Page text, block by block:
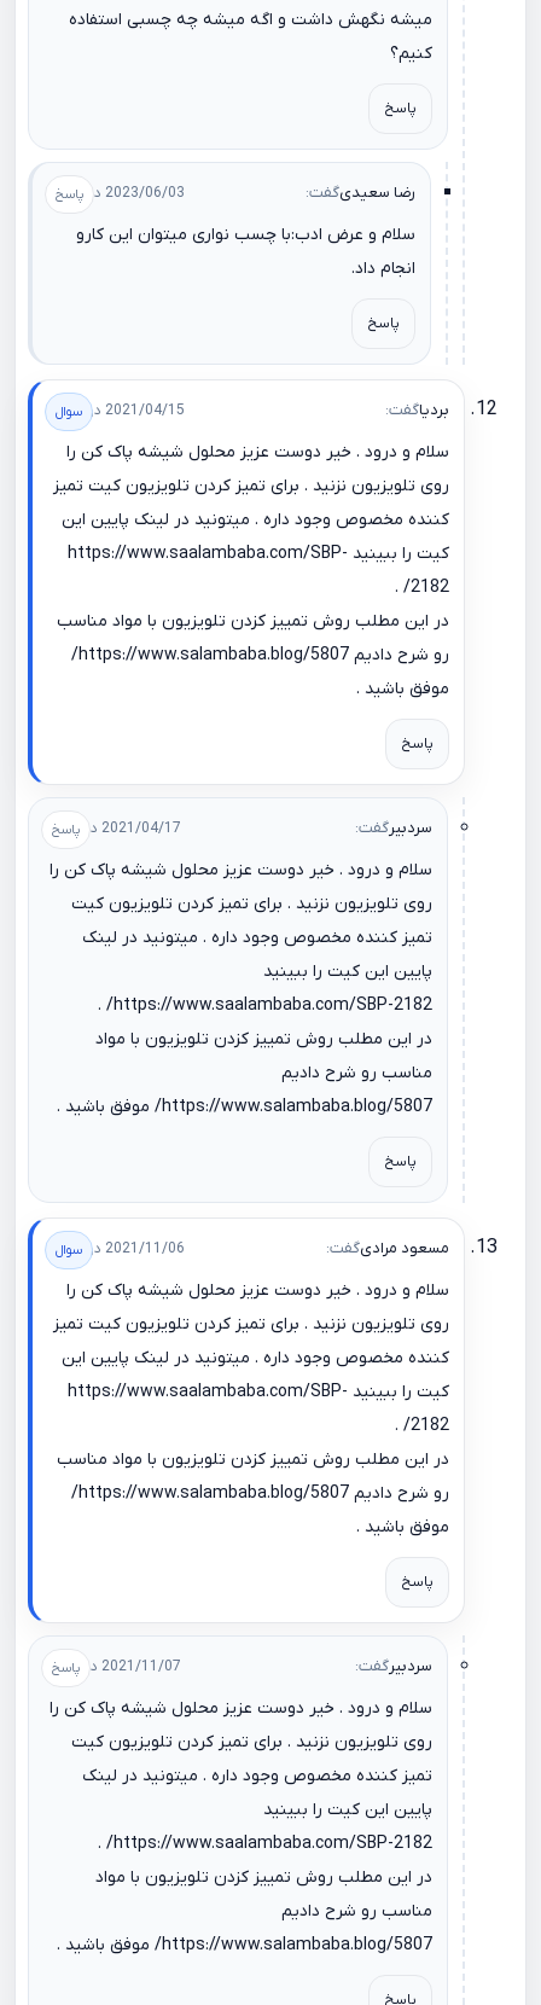
میشه نگهش داشت و اگه میشه چه چسبی استفاده
کنیم؟
پاسخ
رضا سعیدیگفت: 2023/06/03 در 22:18
سلام و عرض ادب:با چسب نواری میتوان این کارو
انجام داد.
پاسخ
بردیاگفت: 2021/04/15 در 16:48
سلام و درود . خیر دوست عزیز محلول شیشه پاک کن را
روی تلویزیون نزنید . برای تمیز کردن تلویزیون کیت تمیز
کننده مخصوص وجود داره . میتونید در لینک پایین این
کیت را ببینید https://www.saalambaba.com/SBP-
2182/
.
در این مطلب روش تمییز کزدن تلویزیون با مواد مناسب
رو شرح دادیم https://www.salambaba.blog/5807/
موفق باشید .
پاسخ
سردبیرگفت: 2021/04/17 در 02:05
سلام و درود . خیر دوست عزیز محلول شیشه پاک کن را
روی تلویزیون نزنید . برای تمیز کردن تلویزیون کیت
تمیز کننده مخصوص وجود داره . میتونید در لینک
پایین این کیت را ببینید
https://www.saalambaba.com/SBP-2182/
.
در این مطلب روش تمییز کزدن تلویزیون با مواد
مناسب رو شرح دادیم
https://www.salambaba.blog/5807/ موفق باشید .
پاسخ
مسعود مرادیگفت: 2021/11/06 در 17:46
سلام و درود . خیر دوست عزیز محلول شیشه پاک کن را
روی تلویزیون نزنید . برای تمیز کردن تلویزیون کیت تمیز
کننده مخصوص وجود داره . میتونید در لینک پایین این
کیت را ببینید https://www.saalambaba.com/SBP-
2182/
.
در این مطلب روش تمییز کزدن تلویزیون با مواد مناسب
رو شرح دادیم https://www.salambaba.blog/5807/
موفق باشید .
پاسخ
سردبیرگفت: 2021/11/07 در 09:35
سلام و درود . خیر دوست عزیز محلول شیشه پاک کن را
روی تلویزیون نزنید . برای تمیز کردن تلویزیون کیت
تمیز کننده مخصوص وجود داره . میتونید در لینک
پایین این کیت را ببینید
https://www.saalambaba.com/SBP-2182/
.
در این مطلب روش تمییز کزدن تلویزیون با مواد
مناسب رو شرح دادیم
https://www.salambaba.blog/5807/ موفق باشید .
پاسخ